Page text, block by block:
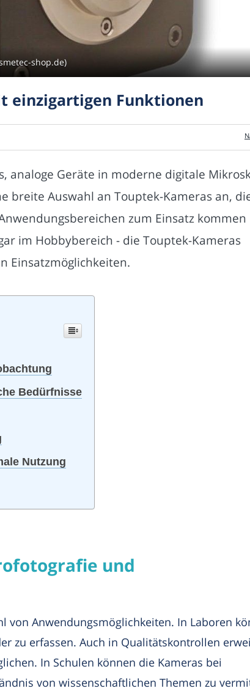
shop.de)
einzigartigen Funktionen
analoge Geräte in moderne digitale
breite Auswahl an Touptek-Kameras an,
zum Einsatz kommen
im Hobbybereich - die Touptek-Kameras
Einsatzmöglichkeiten.
Bedürfnisse
Nutzung
und
von Anwendungsmöglichkeiten. In Laboren
zu erfassen. Auch in Qualitätskontrollen
In Schulen können die Kameras bei
von wissenschaftlichen Themen zu